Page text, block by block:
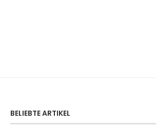
BELIEBTE ARTIKEL